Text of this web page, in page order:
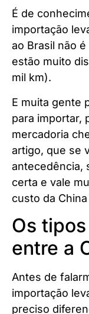
É de
importação
ao Brasil não
estão muito
mil km).
E muita gente
para importar,
mercadoria
artigo, que se
antecedência,
certa e vale
custo da
Os
entre a
Antes de
importação
preciso